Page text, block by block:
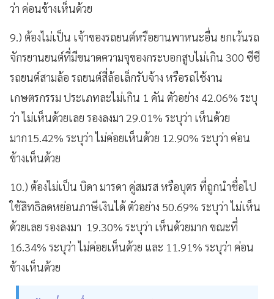
ว่า ค่อนข้างเห็นด้วย
9.) ต้องไม่เป็น เจ้าของรถยนต์หรือยานพาหนะอื่น ยกเว้นรถ
จักรยานยนต์ที่มีขนาดความจุของกระบอกสูบไม่เกิน 300 ซีซี
รถยนต์สามล้อ รถยนต์สี่ล้อเล็กรับจ้าง หรือรถใช้งาน
เกษตรกรรม ประเภทละไม่เกิน 1 คัน ตัวอย่าง 42.06% ระบุ
ว่า ไม่เห็นด้วยเลย รองลงมา 29.01% ระบุว่า เห็นด้วย
มาก15.42% ระบุว่า ไม่ค่อยเห็นด้วย 12.90% ระบุว่า ค่อน
ข้างเห็นด้วย
10.) ต้องไม่เป็น บิดา มารดา คู่สมรส หรือบุตร ที่ถูกนำชื่อไป
ใช้สิทธิลดหย่อนภาษีเงินได้ ตัวอย่าง 50.69% ระบุว่า ไม่เห็น
ด้วยเลย รองลงมา 19.30% ระบุว่า เห็นด้วยมาก ขณะที่
16.34% ระบุว่า ไม่ค่อยเห็นด้วย และ 11.91% ระบุว่า ค่อน
ข้างเห็นด้วย